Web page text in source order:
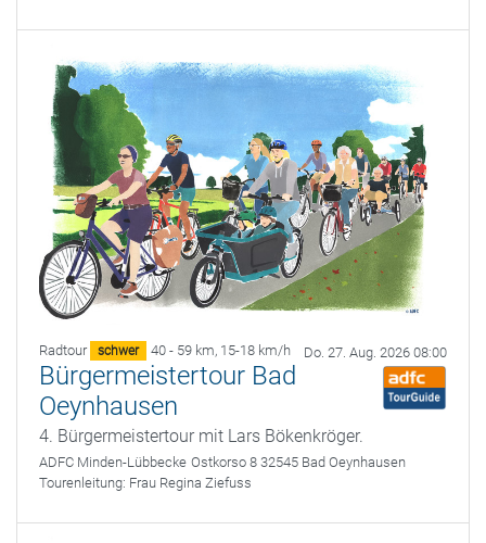
Radtour schwer 40 - 59 km, 15-18 km/h Do. 27. Aug. 2026 08:00
Bürgermeistertour Bad
Oeynhausen
4. Bürgermeistertour mit Lars Bökenkröger.
ADFC Minden-Lübbecke Ostkorso 8 32545 Bad Oeynhausen
Tourenleitung: Frau Regina Ziefuss